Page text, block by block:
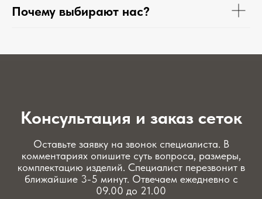
Почему выбирают нас?
Консультация и заказ сеток
Оставьте заявку на звонок специалиста. В
комментариях опишите суть вопроса, размеры,
комплектацию изделий. Специалист перезвонит в
ближайшие 3-5 минут. Отвечаем ежедневно с
09.00 до 21.00